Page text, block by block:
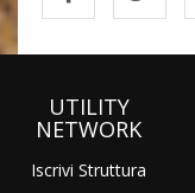
UTILITY
NETWORK
Iscrivi Struttura